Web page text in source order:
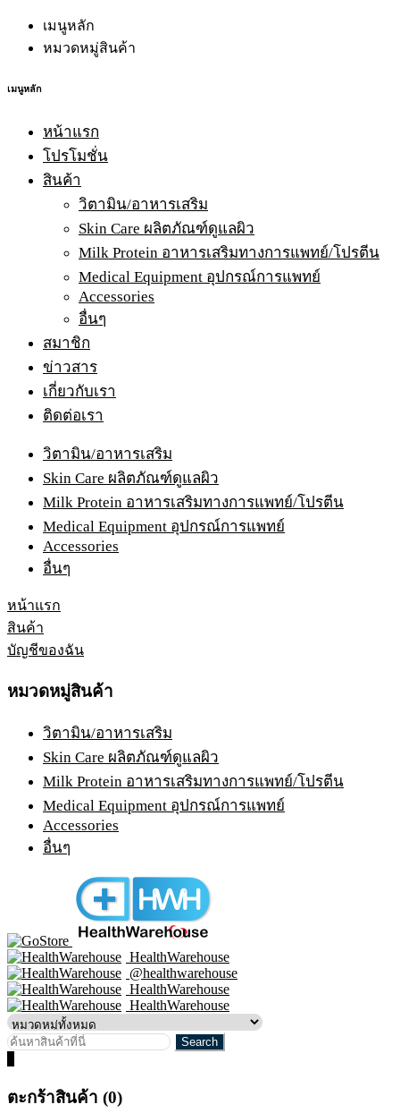
เมนูหลัก
หมวดหมู่สินค้า
เมนูหลัก
หน้าแรก
โปรโมชั่น
สินค้า
วิตามิน/อาหารเสริม
Skin Care ผลิตภัณฑ์ดูแลผิว
Milk Protein อาหารเสริมทางการแพทย์/โปรตีน
Medical Equipment อุปกรณ์การแพทย์
Accessories
อื่นๆ
สมาชิก
ข่าวสาร
เกี่ยวกับเรา
ติดต่อเรา
วิตามิน/อาหารเสริม
Skin Care ผลิตภัณฑ์ดูแลผิว
Milk Protein อาหารเสริมทางการแพทย์/โปรตีน
Medical Equipment อุปกรณ์การแพทย์
Accessories
อื่นๆ
หน้าแรก
สินค้า
บัญชีของฉัน
หมวดหมู่สินค้า
วิตามิน/อาหารเสริม
Skin Care ผลิตภัณฑ์ดูแลผิว
Milk Protein อาหารเสริมทางการแพทย์/โปรตีน
Medical Equipment อุปกรณ์การแพทย์
Accessories
อื่นๆ
HealthWarehouse
@healthwarehouse
HealthWarehouse
HealthWarehouse
ตะกร้าสินค้า (0)